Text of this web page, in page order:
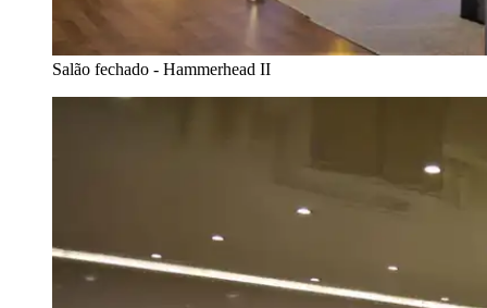
Salão fechado - Hammerhead II